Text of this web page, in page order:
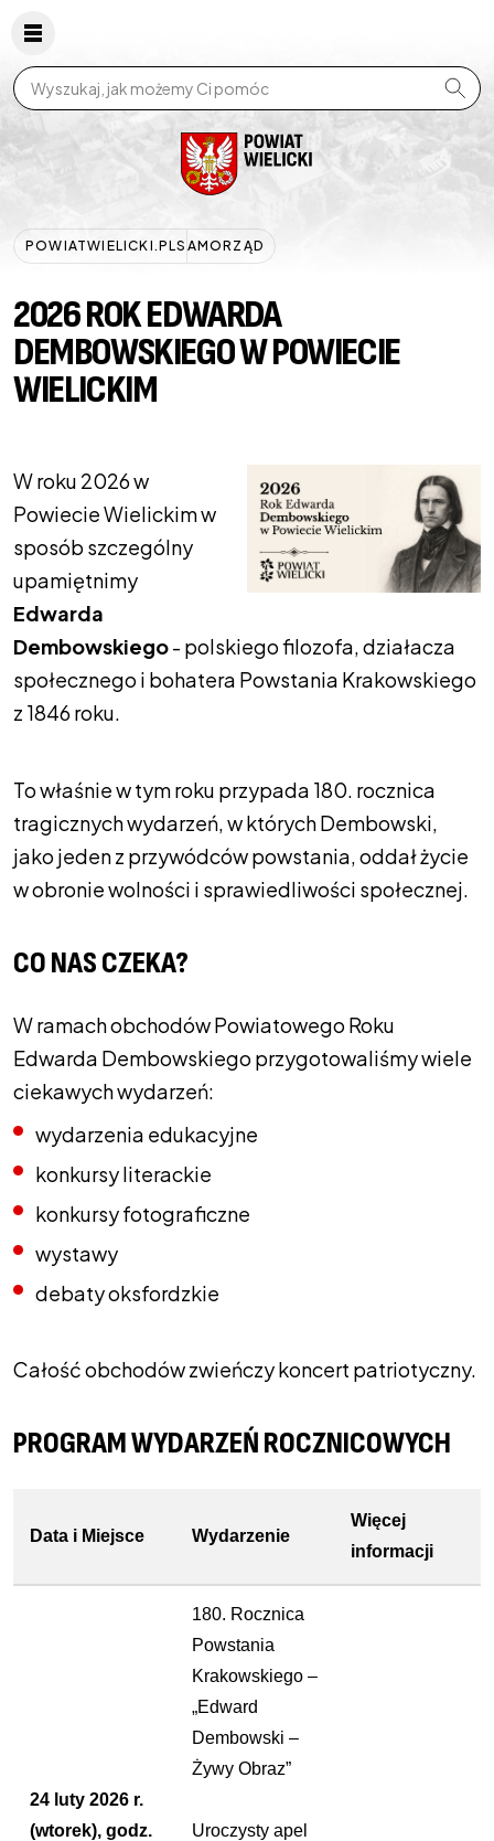
Wpisz szukaną frazę
POWIATWIELICKI.PLSAMORZĄD
2026 ROK EDWARDA
DEMBOWSKIEGO W POWIECIE
WIELICKIM
W roku 2026 w
Powiecie Wielickim w
sposób szczególny
upamiętnimy
Edwarda
Dembowskiego- polskiego filozofa, działacza
społecznego i bohatera Powstania Krakowskiego
z 1846 roku.
To właśnie w tym roku przypada 180. rocznica
tragicznych wydarzeń, w których Dembowski,
jako jeden z przywódców powstania, oddał życie
w obronie wolności i sprawiedliwości społecznej.
CO NAS CZEKA?
W ramach obchodów Powiatowego Roku
Edwarda Dembowskiego przygotowaliśmy wiele
ciekawych wydarzeń:
wydarzenia edukacyjne
konkursy literackie
konkursy fotograficzne
wystawy
debaty oksfordzkie
Całość obchodów zwieńczy koncert patriotyczny.
PROGRAM WYDARZEŃ ROCZNICOWYCH
Data i Miejsce Wydarzenie
Więcej
informacji
24 luty 2026 r.
(wtorek), godz.
180. Rocznica
Powstania
Krakowskiego –
„Edward
Dembowski –
Żywy Obraz”
Uroczysty apel